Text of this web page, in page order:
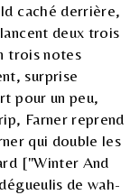
caché derrière,
deux trois
trois notes
surprise
pour un peu,
Farner reprend
qui double les
["Winter And
de wah-